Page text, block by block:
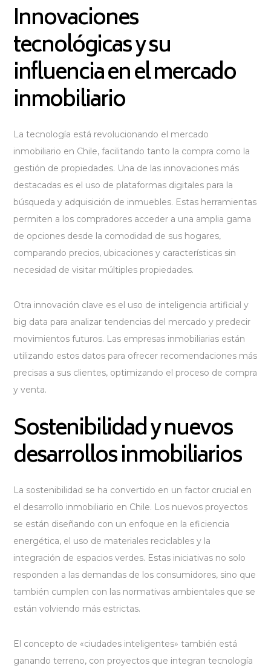
Innovaciones
tecnológicas y su
influencia en el mercado
inmobiliario
La tecnología está revolucionando el mercado
inmobiliario en Chile, facilitando tanto la compra como la
gestión de propiedades. Una de las innovaciones más
destacadas es el uso de plataformas digitales para la
búsqueda y adquisición de inmuebles. Estas herramientas
permiten a los compradores acceder a una amplia gama
de opciones desde la comodidad de sus hogares,
comparando precios, ubicaciones y características sin
necesidad de visitar múltiples propiedades.
Otra innovación clave es el uso de inteligencia artificial y
big data para analizar tendencias del mercado y predecir
movimientos futuros. Las empresas inmobiliarias están
utilizando estos datos para ofrecer recomendaciones más
precisas a sus clientes, optimizando el proceso de compra
y venta.
Sostenibilidad y nuevos
desarrollos inmobiliarios
La sostenibilidad se ha convertido en un factor crucial en
el desarrollo inmobiliario en Chile. Los nuevos proyectos
se están diseñando con un enfoque en la eficiencia
energética, el uso de materiales reciclables y la
integración de espacios verdes. Estas iniciativas no solo
responden a las demandas de los consumidores, sino que
también cumplen con las normativas ambientales que se
están volviendo más estrictas.
El concepto de «ciudades inteligentes» también está
ganando terreno, con proyectos que integran tecnología